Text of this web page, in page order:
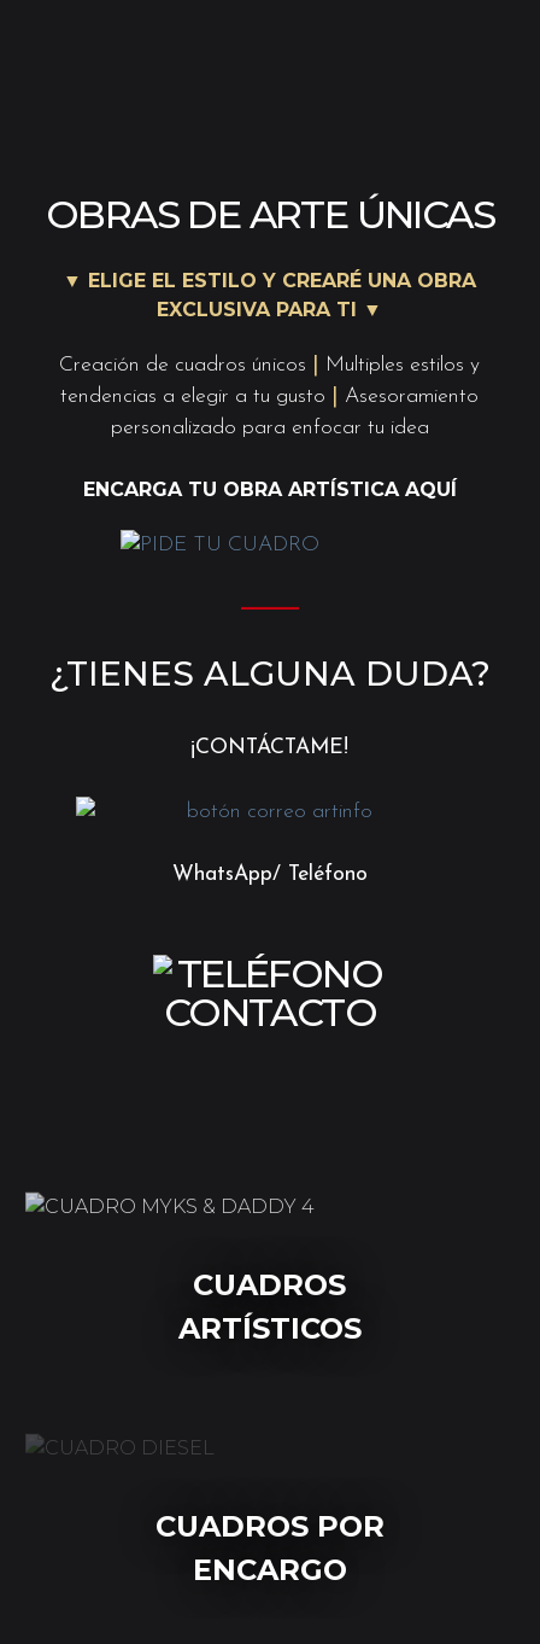
OBRAS DE ARTE ÚNICAS
▼ ELIGE EL ESTILO Y CREARÉ UNA OBRA
EXCLUSIVA PARA TI ▼
Creación de cuadros únicos
Multiples estilos y
tendencias a elegir a tu gusto
Asesoramiento
personalizado para enfocar tu idea
ENCARGA TU OBRA ARTÍSTICA AQUÍ
———
¿TIENES ALGUNA DUDA?
¡CONTÁCTAME!
WhatsApp/ Teléfono
CUADROS
ARTÍSTICOS
CUADROS POR
ENCARGO